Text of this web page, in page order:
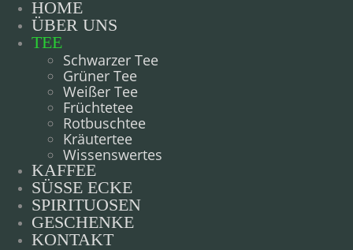
HOME
ÜBER UNS
TEE
Schwarzer Tee
Grüner Tee
Weißer Tee
Früchtetee
Rotbuschtee
Kräutertee
Wissenswertes
KAFFEE
SÜSSE ECKE
SPIRITUOSEN
GESCHENKE
KONTAKT